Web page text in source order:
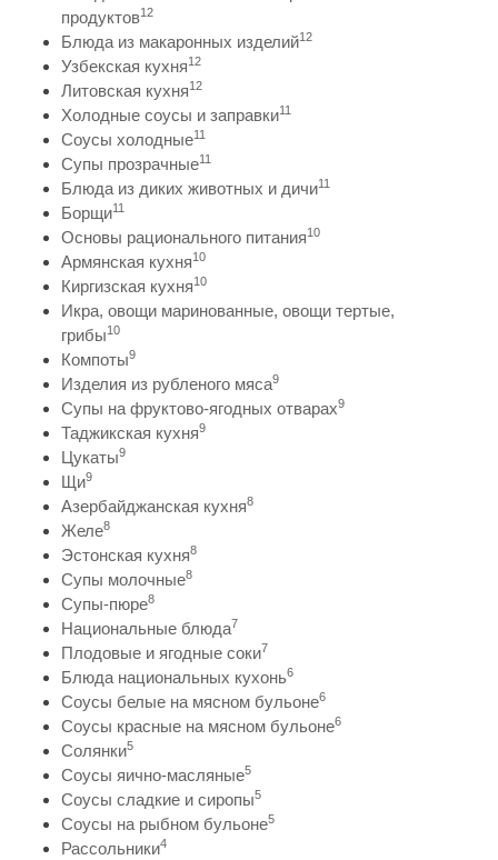
продуктов12
Блюда из макаронных изделий12
Узбекская кухня12
Литовская кухня12
Холодные соусы и заправки11
Соусы холодные11
Супы прозрачные11
Блюда из диких животных и дичи11
Борщи11
Основы рационального питания10
Армянская кухня10
Киргизская кухня10
Икра, овощи маринованные, овощи тертые,
грибы10
Компоты9
Изделия из рубленого мяса9
Супы на фруктово-ягодных отварах9
Таджикская кухня9
Цукаты9
Щи9
Азербайджанская кухня8
Желе8
Эстонская кухня8
Супы молочные8
Супы-пюре8
Национальные блюда7
Плодовые и ягодные соки7
Блюда национальных кухонь6
Соусы белые на мясном бульоне6
Соусы красные на мясном бульоне6
Солянки5
Соусы яично-масляные5
Соусы сладкие и сиропы5
Соусы на рыбном бульоне5
Рассольники4